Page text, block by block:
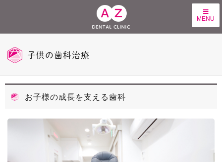
MENU
子供の歯科治療
お子様の成長を支える歯科